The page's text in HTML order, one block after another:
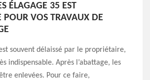
ÉLAGAGE 35 EST
POUR VOS TRAVAUX DE
souvent délaissé par le propriétaire,
indispensable. Après l’abattage, les
enlevées. Pour ce faire,